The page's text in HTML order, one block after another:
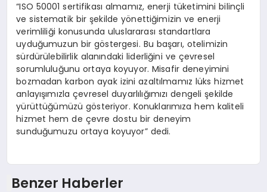
“ISO 50001 sertifikası almamız, enerji tüketimini bilinçli
ve sistematik bir şekilde yönettiğimizin ve enerji
verimliliği konusunda uluslararası standartlara
uyduğumuzun bir göstergesi. Bu başarı, otelimizin
sürdürülebilirlik alanındaki liderliğini ve çevresel
sorumluluğunu ortaya koyuyor. Misafir deneyimini
bozmadan karbon ayak izini azaltılmamız lüks hizmet
anlayışımızla çevresel duyarlılığımızı dengeli şekilde
yürüttüğümüzü gösteriyor. Konuklarımıza hem kaliteli
hizmet hem de çevre dostu bir deneyim
sunduğumuzu ortaya koyuyor” dedi.
Benzer Haberler